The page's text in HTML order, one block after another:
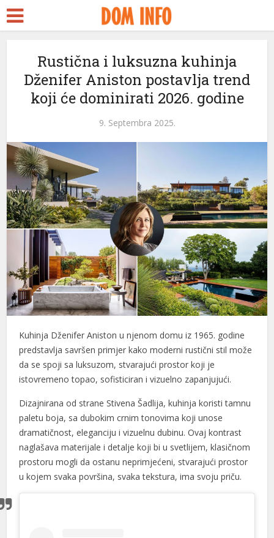
Rustična i luksuzna kuhinja
Dženifer Aniston postavlja trend
koji će dominirati 2026. godine
9. Septembra 2025.
Kuhinja Dženifer Aniston u njenom domu iz 1965. godine
predstavlja savršen primjer kako moderni rustični stil može
da se spoji sa luksuzom, stvarajući prostor koji je
istovremeno topao, sofisticiran i vizuelno zapanjujući.
Dizajnirana od strane Stivena Šadlija, kuhinja koristi tamnu
paletu boja, sa dubokim crnim tonovima koji unose
dramatičnost, eleganciju i vizuelnu dubinu. Ovaj kontrast
naglašava materijale i detalje koji bi u svetlijem, klasičnom
prostoru mogli da ostanu neprimjećeni, stvarajući prostor
u kojem svaka površina, svaka tekstura, ima svoju priču.